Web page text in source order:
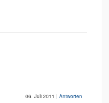
06. Juli 2011 | Antworten